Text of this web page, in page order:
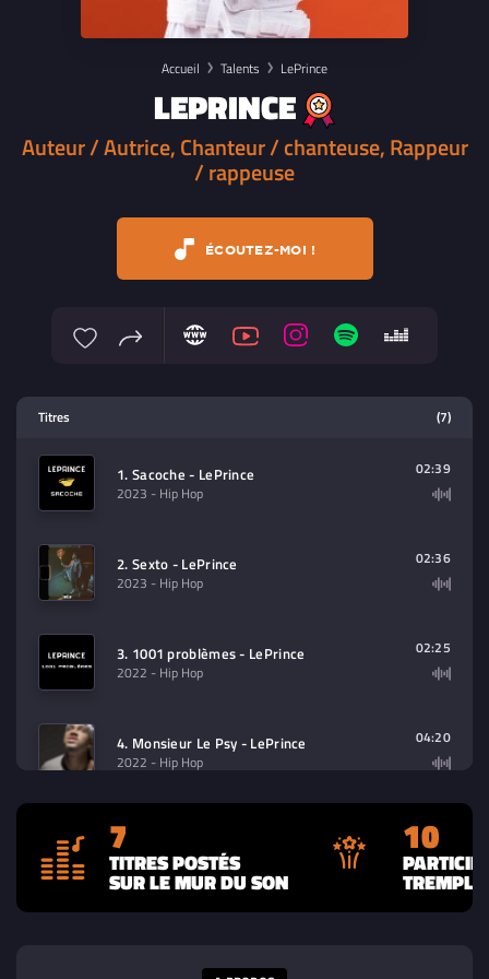
Accueil Talents LePrince
LEPRINCE
Auteur / Autrice, Chanteur / chanteuse, Rappeur
/ rappeuse
ÉCOUTEZ-MOI !
contenu à lire (audio/video)
Titres (7)
1. Sacoche - LePrince
2023 - Hip Hop
02:39
2. Sexto - LePrince
2023 - Hip Hop
02:36
3. 1001 problèmes - LePrince
2022 - Hip Hop
02:25
4. Monsieur Le Psy - LePrince
2022 - Hip Hop
04:20
5. Toxic Boy - LePrince
2022 - Hip Hop
03:12
02:28
7
TITRES POSTÉS
SUR LE MUR DU SON
10